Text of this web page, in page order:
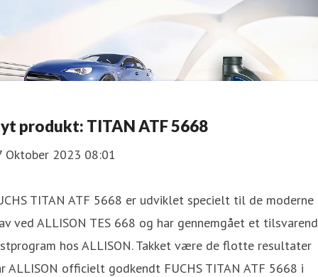
produkt: TITAN ATF 5668
Oktober 2023 08:01
TITAN ATF 5668 er udviklet specielt til de moderne
ved ALLISON TES 668 og har gennemgået et
hos ALLISON. Takket være de flotte resultater
ALLISON officielt godkendt FUCHS TITAN ATF 5668 i